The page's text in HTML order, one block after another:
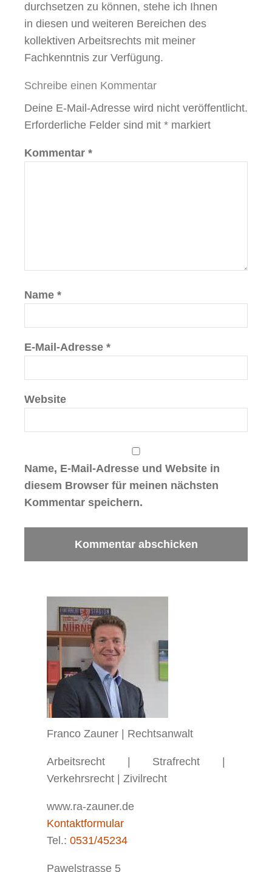
durchsetzen zu können, stehe ich Ihnen
in diesen und weiteren Bereichen des
kollektiven Arbeitsrechts mit meiner
Fachkenntnis zur Verfügung.
Schreibe einen Kommentar
Deine E-Mail-Adresse wird nicht veröffentlicht.
Erforderliche Felder sind mit * markiert
Kommentar *
Name *
E-Mail-Adresse *
Website
Name, E-Mail-Adresse und Website in
diesem Browser für meinen nächsten
Kommentar speichern.
Franco Zauner | Rechtsanwalt
Arbeitsrecht | Strafrecht |
Verkehrsrecht | Zivilrecht
www.ra-zauner.de
Kontaktformular
Tel.: 0531/45234
Pawelstrasse 5